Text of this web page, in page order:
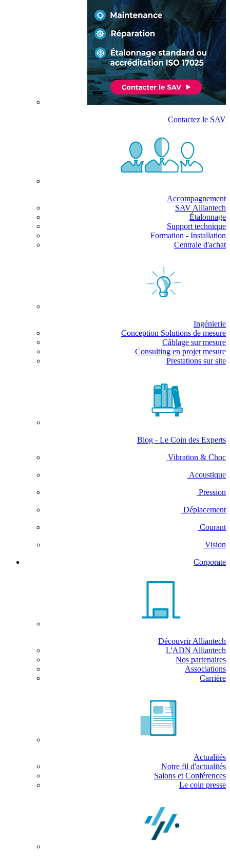
Contactez le SAV
Accompagnement
SAV Alliantech
Étalonnage
Support technique
Formation - Installation
Centrale d'achat
Ingénierie
Conception Solutions de mesure
Câblage sur mesure
Consulting en projet mesure
Prestations sur site
Blog - Le Coin des Experts
Vibration & Choc
Acoustique
Pression
Déplacement
Courant
Vision
Corporate
Découvrir Alliantech
L'ADN Alliantech
Nos partenaires
Associations
Carrière
Actualités
Notre fil d'actualités
Salons et Conférences
Le coin presse